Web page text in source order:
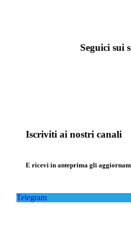
Seguici sui
Iscriviti ai nostri canali
E ricevi in anteprima gli
Telegram